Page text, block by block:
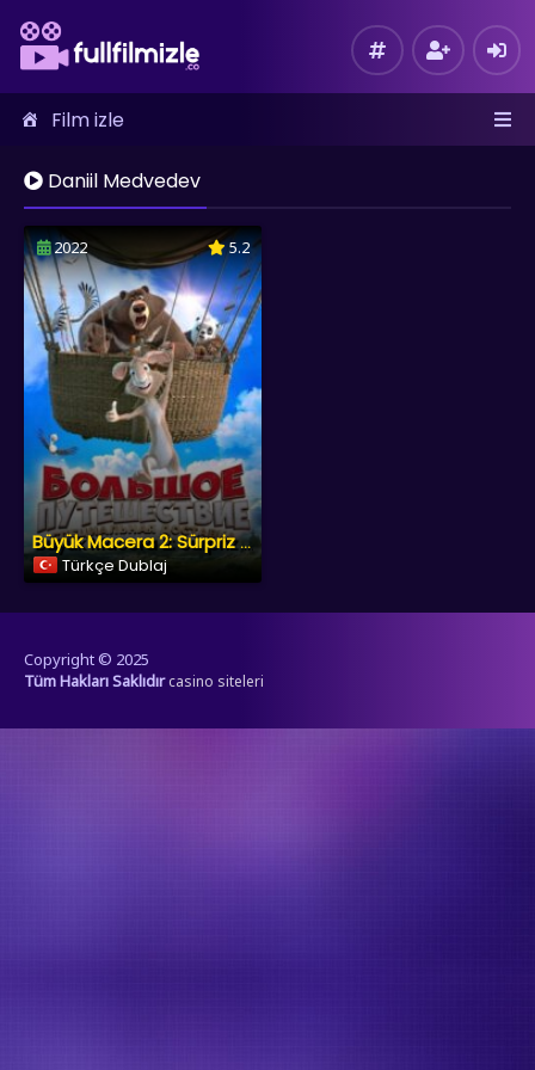
Film izle
Daniil Medvedev
2022 5.2
Büyük Macera 2: Sürpriz Misafir
Türkçe Dublaj
Copyright © 2025
Tüm Hakları Saklıdır casino siteleri